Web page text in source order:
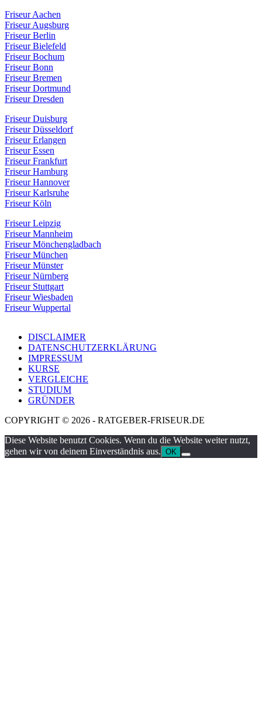
Friseur Aachen
Friseur Augsburg
Friseur Berlin
Friseur Bielefeld
Friseur Bochum
Friseur Bonn
Friseur Bremen
Friseur Dortmund
Friseur Dresden
Friseur Duisburg
Friseur Düsseldorf
Friseur Erlangen
Friseur Essen
Friseur Frankfurt
Friseur Hamburg
Friseur Hannover
Friseur Karlsruhe
Friseur Köln
Friseur Leipzig
Friseur Mannheim
Friseur Mönchengladbach
Friseur München
Friseur Münster
Friseur Nürnberg
Friseur Stuttgart
Friseur Wiesbaden
Friseur Wuppertal
DISCLAIMER
DATENSCHUTZERKLÄRUNG
IMPRESSUM
KURSE
VERGLEICHE
STUDIUM
GRÜNDER
COPYRIGHT © 2026 - RATGEBER-FRISEUR.DE
Diese Website benutzt Cookies. Wenn du die Website weiter nutzt,
gehen wir von deinem Einverständnis aus. OK